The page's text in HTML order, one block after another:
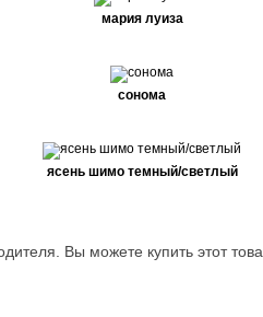
мария луиза
сонома
ясень шимо темный/светлый
Вы можете купить этот